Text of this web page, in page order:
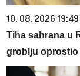
10. 08. 2026 19:49
Tiha sahrana u
groblju oprostio